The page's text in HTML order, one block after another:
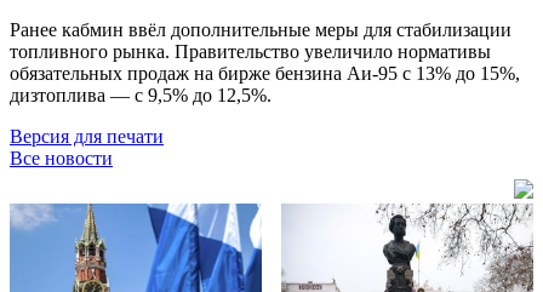
Ранее кабмин ввёл дополнительные меры для стабилизации
топливного рынка. Правительство увеличило нормативы
обязательных продаж на бирже бензина Аи-95 с 13% до 15%,
дизтоплива — с 9,5% до 12,5%.
Версия для печати
Все новости